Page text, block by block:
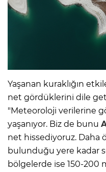
Yaşanan kuraklığın
net gördüklerini dile
"Meteoroloji verilerine
yaşanıyor. Biz de bunu
net hissediyoruz. Daha
bulunduğu yere kadar
bölgelerde ise 150-200